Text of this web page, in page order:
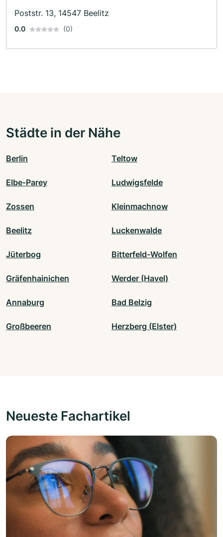
Poststr. 13, 14547 Beelitz
0.0 (0)
Städte in der Nähe
Berlin Teltow
Elbe-Parey Ludwigsfelde
Zossen Kleinmachnow
Beelitz Luckenwalde
Jüterbog Bitterfeld-Wolfen
Gräfenhainichen Werder (Havel)
Annaburg Bad Belzig
Großbeeren Herzberg (Elster)
Neueste Fachartikel